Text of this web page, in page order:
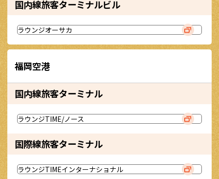
国内線旅客ターミナルビル
ラウンジオーサカ
福岡空港
国内線旅客ターミナル
ラウンジTIME/ノース
国際線旅客ターミナル
ラウンジTIMEインターナショナル